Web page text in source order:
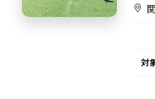
対